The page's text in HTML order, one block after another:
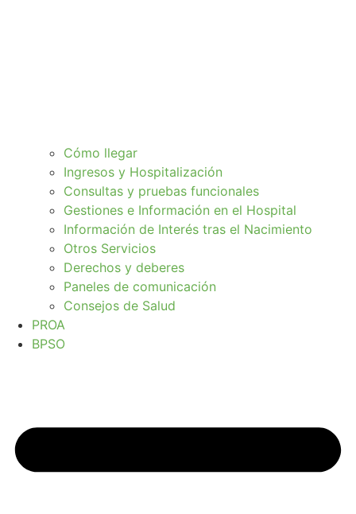
Cómo llegar
Ingresos y Hospitalización
Consultas y pruebas funcionales
Gestiones e Información en el Hospital
Información de Interés tras el Nacimiento
Otros Servicios
Derechos y deberes
Paneles de comunicación
Consejos de Salud
PROA
BPSO